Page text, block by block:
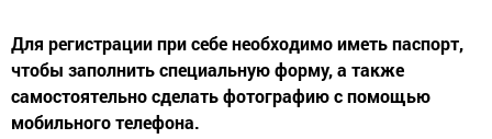
Для регистрации при себе необходимо иметь паспорт,
чтобы заполнить специальную форму, а также
самостоятельно сделать фотографию с помощью
мобильного телефона.